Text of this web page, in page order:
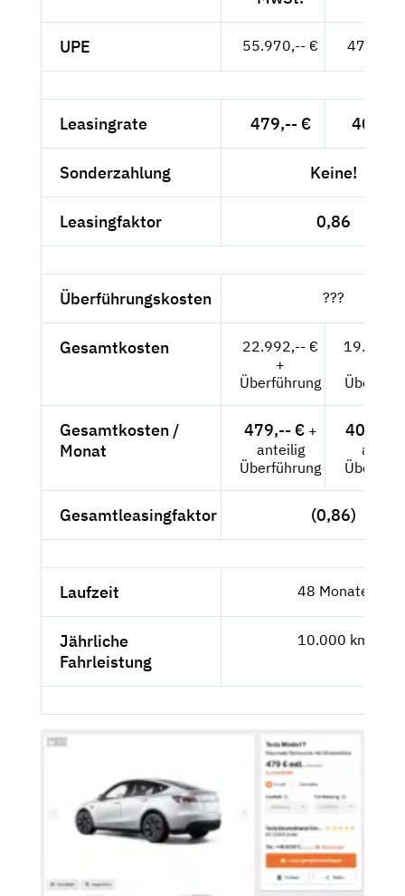
UPE 55.970,-- €
Leasingrate 479,-- €
Sonderzahlung Keine!
Leasingfaktor 0,86
Überführungskosten ???
Gesamtkosten
22.992,-- €
+
Überführung
Gesamtkosten /
Monat
479,-- €+
anteilig
Überführung
402,52
Gesamtleasingfaktor (0,86)
Laufzeit 48 Monate
Jährliche
Fahrleistung
10.000 km